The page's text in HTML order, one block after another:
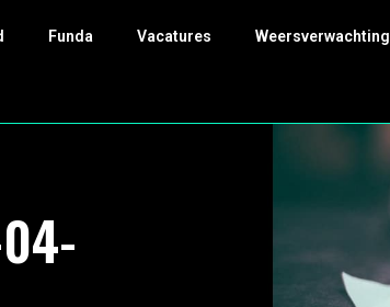
Funda Vacatures Weersverwachting